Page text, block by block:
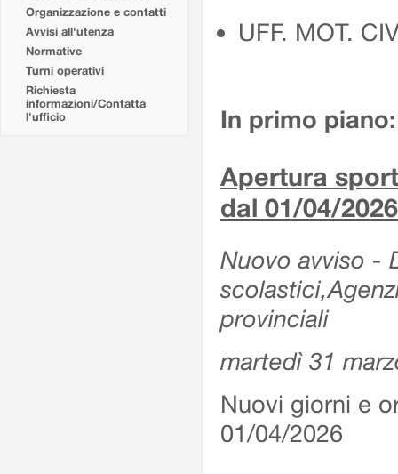
Organizzazione e contatti
Avvisi all'utenza
Normative
Turni operativi
Richiesta
informazioni/Contatta
l'ufficio
UFF. MOT.
In primo piano:
Apertura
dal 01/04/2026
Nuovo avviso -
provinciali
martedì 31
Nuovi giorni e
01/04/2026